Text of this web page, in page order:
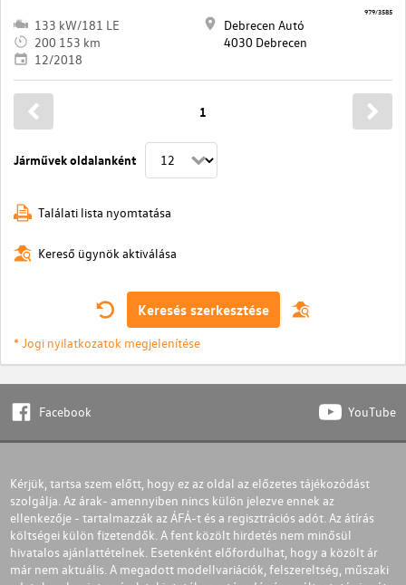
133 kW/181 LE
200 153 km
12/2018
Debrecen Autó
4030 Debrecen
979/3585
Járművek oldalanként
1
Találati lista nyomtatása
Kereső ügynök aktiválása
Keresés szerkesztése
* Jogi nyilatkozatok megjelenítése
Facebook YouTube
Kérjük, tartsa szem előtt, hogy ez az oldal az előzetes tájékozódást
szolgálja. Az árak- amennyiben nincs külön jelezve ennek az
ellenkezője - tartalmazzák az ÁFÁ-t és a regisztrációs adót. Az átírás
költségei külön fizetendők. A fent közölt hirdetés nem minősül
hivatalos ajánlattételnek. Esetenként előfordulhat, hogy a közölt ár
már nem aktuális. A megadott modellvariációk, felszereltség, műszaki